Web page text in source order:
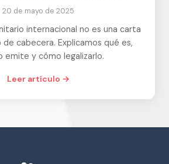
20 de mayo de 2025
internacional no es una carta
cabecera. Explicamos qué es,
emite y cómo legalizarlo.
Leer artículo →